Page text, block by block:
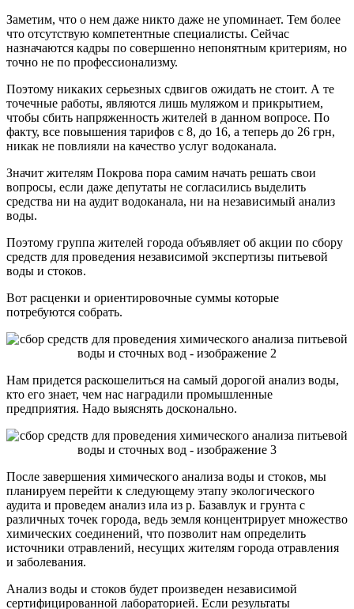
Заметим, что о нем даже никто даже не упоминает. Тем более
что отсутствую компетентные специалисты. Сейчас
назначаются кадры по совершенно непонятным критериям, но
точно не по профессионализму.
Поэтому никаких серьезных сдвигов ожидать не стоит. А те
точечные работы, являются лишь муляжом и прикрытием,
чтобы сбить напряженность жителей в данном вопросе. По
факту, все повышения тарифов с 8, до 16, а теперь до 26 грн,
никак не повлияли на качество услуг водоканала.
Значит жителям Покрова пора самим начать решать свои
вопросы, если даже депутаты не согласились выделить
средства ни на аудит водоканала, ни на независимый анализ
воды.
Поэтому группа жителей города объявляет об акции по сбору
средств для проведения независимой экспертизы питьевой
воды и стоков.
Вот расценки и ориентировочные суммы которые
потребуются собрать.
Нам придется раскошелиться на самый дорогой анализ воды,
кто его знает, чем нас наградили промышленные
предприятия. Надо выяснять досконально.
После завершения химического анализа воды и стоков, мы
планируем перейти к следующему этапу экологического
аудита и проведем анализ ила из р. Базавлук и грунта с
различных точек города, ведь земля концентрирует множество
химических соединений, что позволит нам определить
источники отравлений, несущих жителям города отравления
и заболевания.
Анализ воды и стоков будет произведен независимой
сертифицированной лабораторией. Если результаты